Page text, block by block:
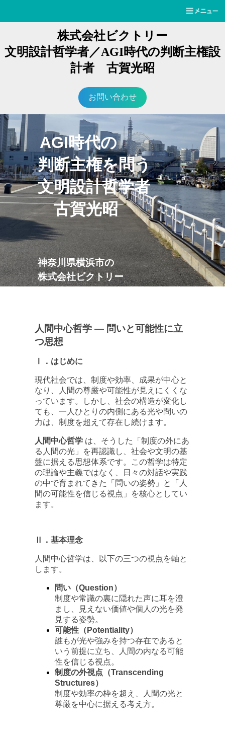
株式会社ビクトリー
文明設計哲学者／AGI時代の判断主権設
計者 古賀光昭
お問い合わせ
AGI時代の
判断主権を問う
文明設計哲学者
古賀光昭
神奈川県横浜市の
株式会社ビクトリー
人間中心哲学 ― 問いと可能性に立
つ思想
Ⅰ．はじめに
現代社会では、制度や効率、成果が中心と
なり、人間の尊厳や可能性が見えにくくな
っています。しかし、社会の構造が変化し
ても、一人ひとりの内側にある光や問いの
力は、制度を超えて存在し続けます。
人間中心哲学 は、そうした「制度の外にあ
る人間の光」を再認識し、社会や文明の基
盤に据える思想体系です。この哲学は特定
の理論や主義ではなく、日々の対話や実践
の中で育まれてきた「問いの姿勢」と「人
間の可能性を信じる視点」を核心としてい
ます。
Ⅱ．基本理念
人間中心哲学は、以下の三つの視点を軸と
します。
問い（Question）
制度や常識の裏に隠れた声に耳を澄
まし、見えない価値や個人の光を発
見する姿勢。
可能性（Potentiality）
誰もが光や強みを持つ存在であると
いう前提に立ち、人間の内なる可能
性を信じる視点。
制度の外視点（Transcending
Structures）
制度や効率の枠を超え、人間の光と
尊厳を中心に据える考え方。